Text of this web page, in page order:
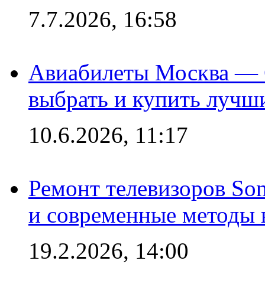
7.7.2026, 16:58
Авиабилеты Москва —
выбрать и купить
10.6.2026, 11:17
Ремонт телевизоров
и современные методы
19.2.2026, 14:00